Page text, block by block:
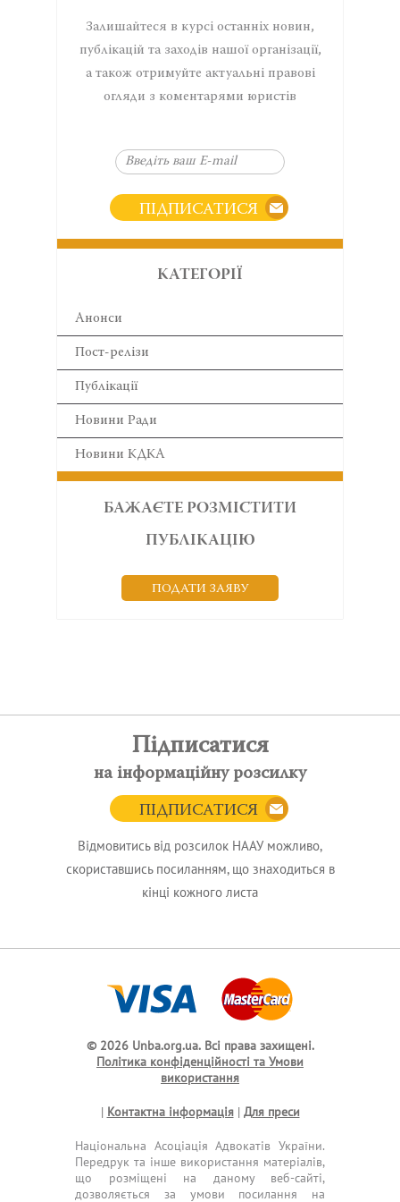
Залишайтеся в курсі останніх новин,
публікацій та заходів нашої організації,
а також отримуйте актуальні правові
огляди з коментарями юристів
ПІДПИСАТИСЯ
КАТЕГОРІЇ
Анонси
Пост-релізи
Публікації
Новини Ради
Новини КДКА
БАЖАЄТЕ РОЗМІСТИТИ
ПУБЛІКАЦІЮ
ПОДАТИ ЗАЯВУ
Підписатися
на інформаційну розсилку
ПІДПИСАТИСЯ
Відмовитись від розсилок НААУ можливо,
скориставшись посиланням, що знаходиться в
кінці кожного листа
© 2026 Unba.org.ua. Всі права захищені.
Політика конфіденційності та Умови
використання
| Контактна інформація| Для преси
Національна Асоціація Адвокатів України.
Передрук та інше використання матеріалів,
що розміщені на даному веб-сайті,
дозволяється за умови посилання на